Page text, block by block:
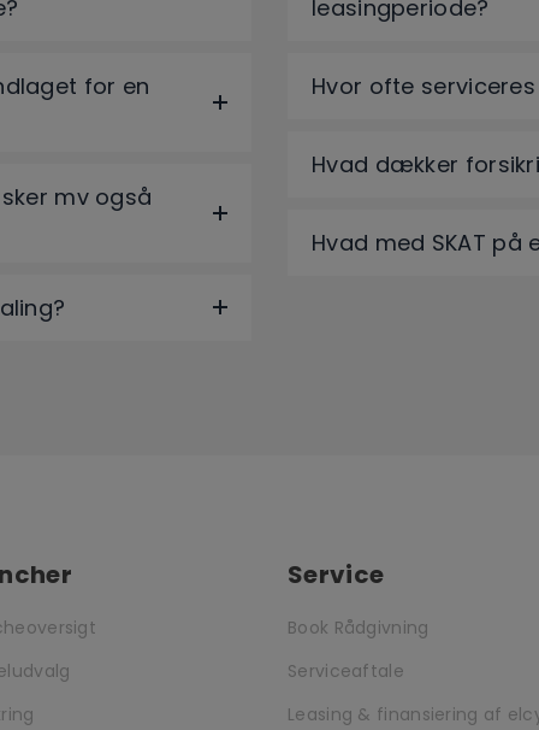
for en
mv også
leasingperiode?
Hvor ofte
Hvad dækker
Hvad med SKAT på
Service
Book Rådgivning
Serviceaftale
Leasing & finansiering af